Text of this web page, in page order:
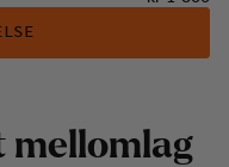
mellomlag